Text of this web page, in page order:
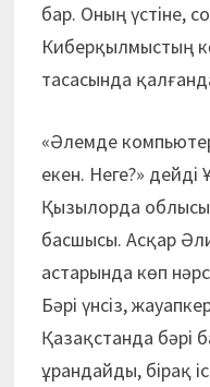
бар. Оның үстіне,
Киберқылмыстың
тасасында
«Әлемде
екен. Неге?» дейді
Қызылорда
басшысы. Асқар
астарында көп
Бәрі үнсіз,
Қазақстанда бәрі
ұрандайды, бірақ